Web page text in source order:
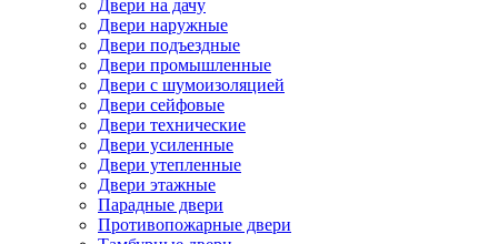
Двери на дачу
Двери наружные
Двери подъездные
Двери промышленные
Двери с шумоизоляцией
Двери сейфовые
Двери технические
Двери усиленные
Двери утепленные
Двери этажные
Парадные двери
Противопожарные двери